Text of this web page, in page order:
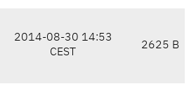
2014-08-30 14:53
CEST
2625 B